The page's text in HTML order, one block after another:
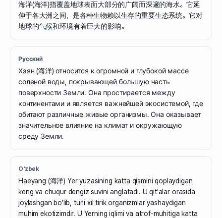
海洋(海洋)指覆盖地球表面大部分的广阔而深邃的海水。它延
伸于各大洲之间，是各种生物赖以生存的重要生态系统。它对
地球的气候和环境有着巨大的影响。
Русский
Хэян (海洋) относится к огромной и глубокой массе
соленой воды, покрывающей большую часть
поверхности Земли. Она простирается между
континентами и является важнейшей экосистемой, где
обитают различные живые организмы. Она оказывает
значительное влияние на климат и окружающую
среду Земли.
O'zbek
Haeyang (海洋) Yer yuzasining katta qismini qoplaydigan
keng va chuqur dengiz suvini anglatadi. U qit'alar orasida
joylashgan bo'lib, turli xil tirik organizmlar yashaydigan
muhim ekotizimdir. U Yerning iqlimi va atrof-muhitiga katta